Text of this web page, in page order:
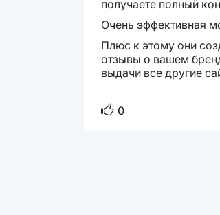
получаете полный
Очень эффективная
Плюс к этому они
отзывы о вашем
выдачи все другие
0